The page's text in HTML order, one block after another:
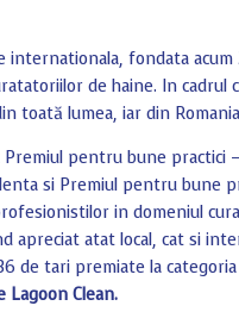
internationala, fondata
de haine. In
toată lumea, iar din
pentru bune practici
si Premiul pentru bune
in domeniul
apreciat atat local, cat si
de tari premiate la
Lagoon Clean.